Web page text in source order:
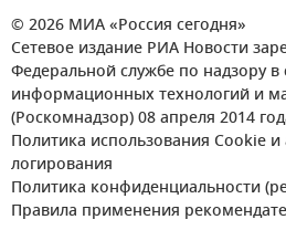
© 2026 МИА «Россия сегодня»
Сетевое издание РИА Новости
Федеральной службе по надзору в
информационных технологий и
(Роскомнадзор) 08 апреля 2014
Политика использования Cookie и
логирования
Политика конфиденциальности
Правила применения